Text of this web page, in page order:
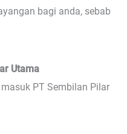
bagi anda, sebab
Utama
PT Sembilan Pilar